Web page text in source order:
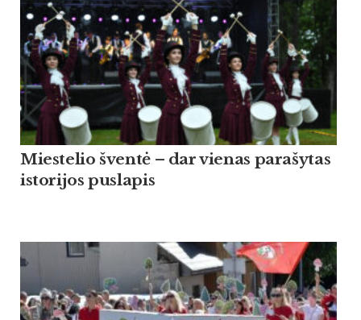
Miestelio šventė – dar vienas parašytas
istorijos puslapis